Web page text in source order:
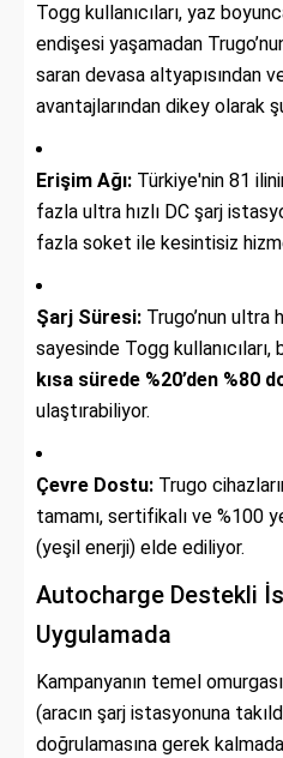
Togg kullanıcıları, yaz
endişesi yaşamadan
saran devasa altyapısından
avantajlarından dikey olarak
Erişim Ağı: Türkiye'nin 81
fazla ultra hızlı DC şarj
fazla soket ile kesintisiz
Şarj Süresi: Trugo’nun ultra
sayesinde Togg kullanıcıları,
kısa sürede %20’den %80
ulaştırabiliyor.
Çevre Dostu: Trugo
tamamı, sertifikalı ve %100
(yeşil enerji) elde ediliyor.
Autocharge Destekli
Uygulamada
Kampanyanın temel
(aracın şarj istasyonuna
doğrulamasına gerek